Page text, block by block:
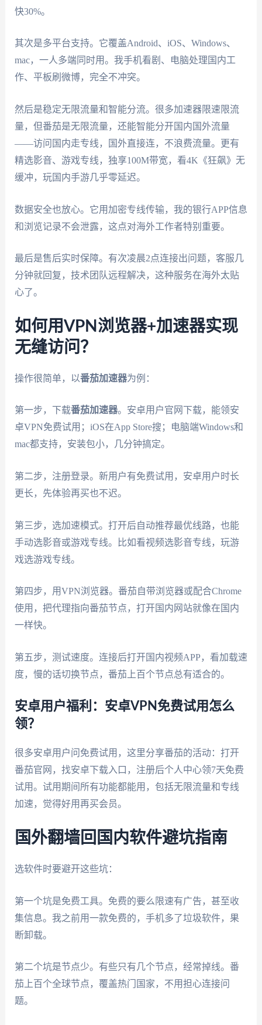
快30%。
其次是多平台支持。它覆盖Android、iOS、Windows、
mac，一人多端同时用。我手机看剧、电脑处理国内工
作、平板刷微博，完全不冲突。
然后是稳定无限流量和智能分流。很多加速器限速限流
量，但番茄是无限流量，还能智能分开国内国外流量
——访问国内走专线，国外直接连，不浪费流量。更有
精选影音、游戏专线，独享100M带宽，看4K《狂飙》无
缓冲，玩国内手游几乎零延迟。
数据安全也放心。它用加密专线传输，我的银行APP信息
和浏览记录不会泄露，这点对海外工作者特别重要。
最后是售后实时保障。有次凌晨2点连接出问题，客服几
分钟就回复，技术团队远程解决，这种服务在海外太贴
心了。
如何用VPN浏览器+加速器实现
无缝访问？
操作很简单，以番茄加速器为例：
第一步，下载番茄加速器。安卓用户官网下载，能领安
卓VPN免费试用；iOS在App Store搜；电脑端Windows和
mac都支持，安装包小，几分钟搞定。
第二步，注册登录。新用户有免费试用，安卓用户时长
更长，先体验再买也不迟。
第三步，选加速模式。打开后自动推荐最优线路，也能
手动选影音或游戏专线。比如看视频选影音专线，玩游
戏选游戏专线。
第四步，用VPN浏览器。番茄自带浏览器或配合Chrome
使用，把代理指向番茄节点，打开国内网站就像在国内
一样快。
第五步，测试速度。连接后打开国内视频APP，看加载速
度，慢的话切换节点，番茄上百个节点总有适合的。
安卓用户福利：安卓VPN免费试用怎么
领？
很多安卓用户问免费试用，这里分享番茄的活动：打开
番茄官网，找安卓下载入口，注册后个人中心领7天免费
试用。试用期间所有功能都能用，包括无限流量和专线
加速，觉得好用再买会员。
国外翻墙回国内软件避坑指南
选软件时要避开这些坑：
第一个坑是免费工具。免费的要么限速有广告，甚至收
集信息。我之前用一款免费的，手机多了垃圾软件，果
断卸载。
第二个坑是节点少。有些只有几个节点，经常掉线。番
茄上百个全球节点，覆盖热门国家，不用担心连接问
题。